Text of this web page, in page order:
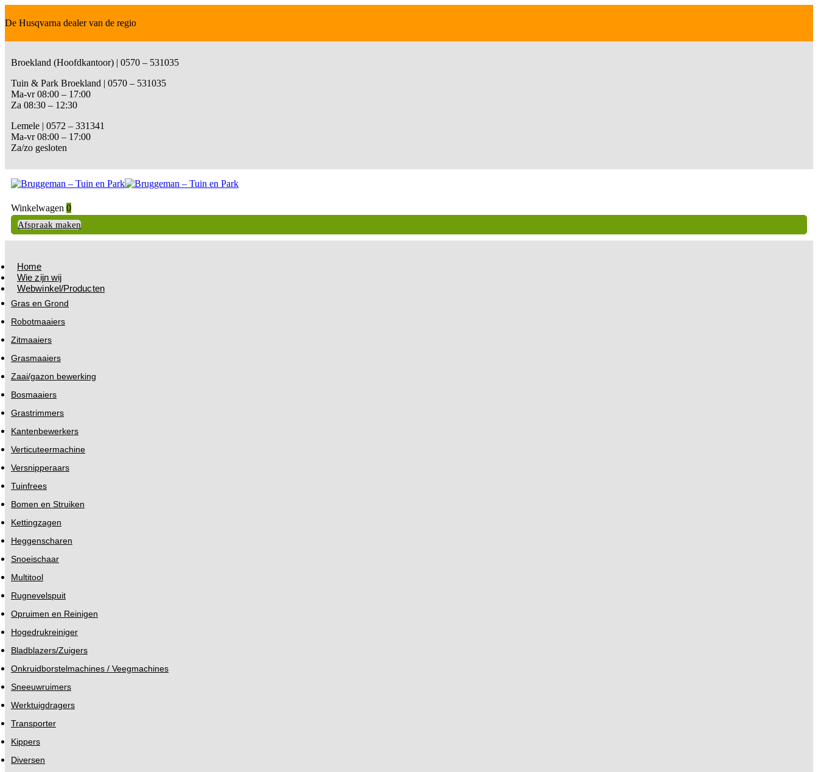
De Husqvarna dealer van de regio
Broekland (Hoofdkantoor) | 0570 – 531035
Tuin & Park Broekland | 0570 – 531035
Ma-vr 08:00 – 17:00
Za 08:30 – 12:30
Lemele | 0572 – 331341
Ma-vr 08:00 – 17:00
Za/zo gesloten
Winkelwagen 0
Afspraak maken
Home
Wie zijn wij
Webwinkel/Producten
Gras en Grond
Robotmaaiers
Zitmaaiers
Grasmaaiers
Zaai/gazon bewerking
Bosmaaiers
Grastrimmers
Kantenbewerkers
Verticuteermachine
Versnipperaars
Tuinfrees
Bomen en Struiken
Kettingzagen
Heggenscharen
Snoeischaar
Multitool
Rugnevelspuit
Opruimen en Reinigen
Hogedrukreiniger
Bladblazers/Zuigers
Onkruidborstelmachines / Veegmachines
Sneeuwruimers
Werktuigdragers
Transporter
Kippers
Diversen